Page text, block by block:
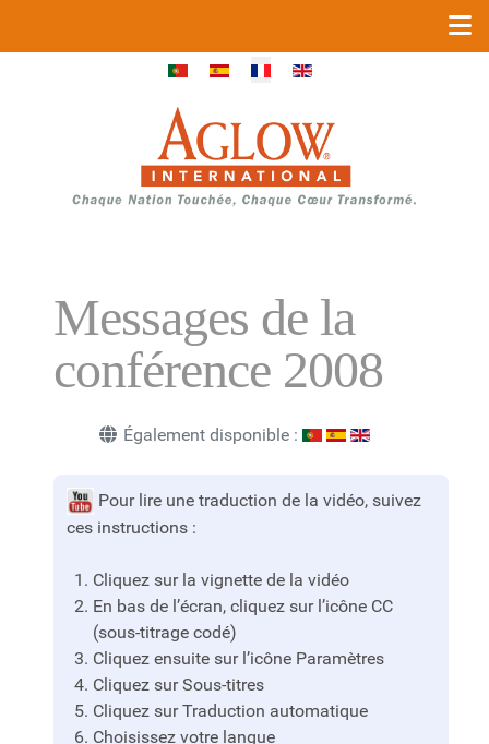
Sélectionnez votre langue
Messages de la
conférence 2008
Également disponible :
Pour lire une traduction de la vidéo, suivez
ces instructions :
Cliquez sur la vignette de la vidéo
En bas de l’écran, cliquez sur l’icône CC
(sous-titrage codé)
Cliquez ensuite sur l’icône Paramètres
Cliquez sur Sous-titres
Cliquez sur Traduction automatique
Choisissez votre langue